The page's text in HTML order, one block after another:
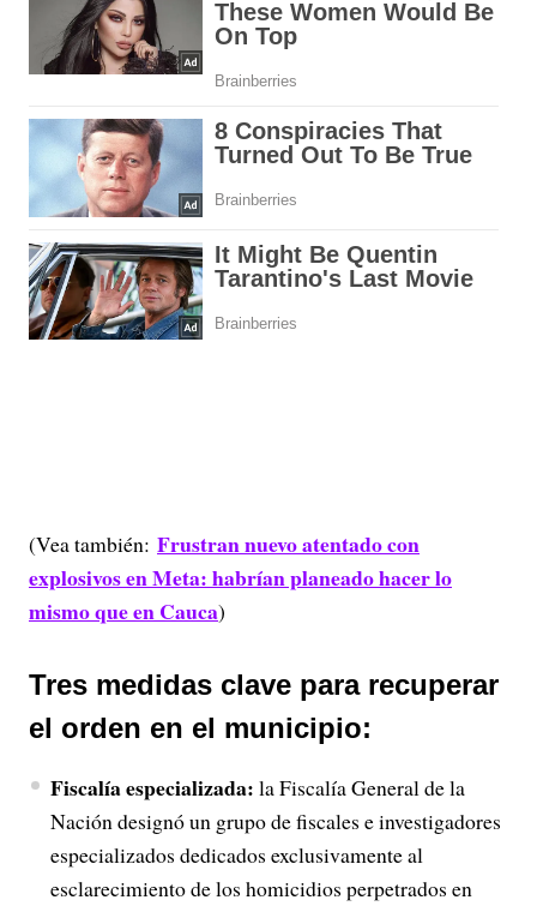
(Vea también: Frustran nuevo atentado con
explosivos en Meta: habrían planeado hacer lo
mismo que en Cauca)
Tres medidas clave para recuperar
el orden en el municipio:
Fiscalía especializada: la Fiscalía General de la
Nación designó un grupo de fiscales e investigadores
especializados dedicados exclusivamente al
esclarecimiento de los homicidios perpetrados en